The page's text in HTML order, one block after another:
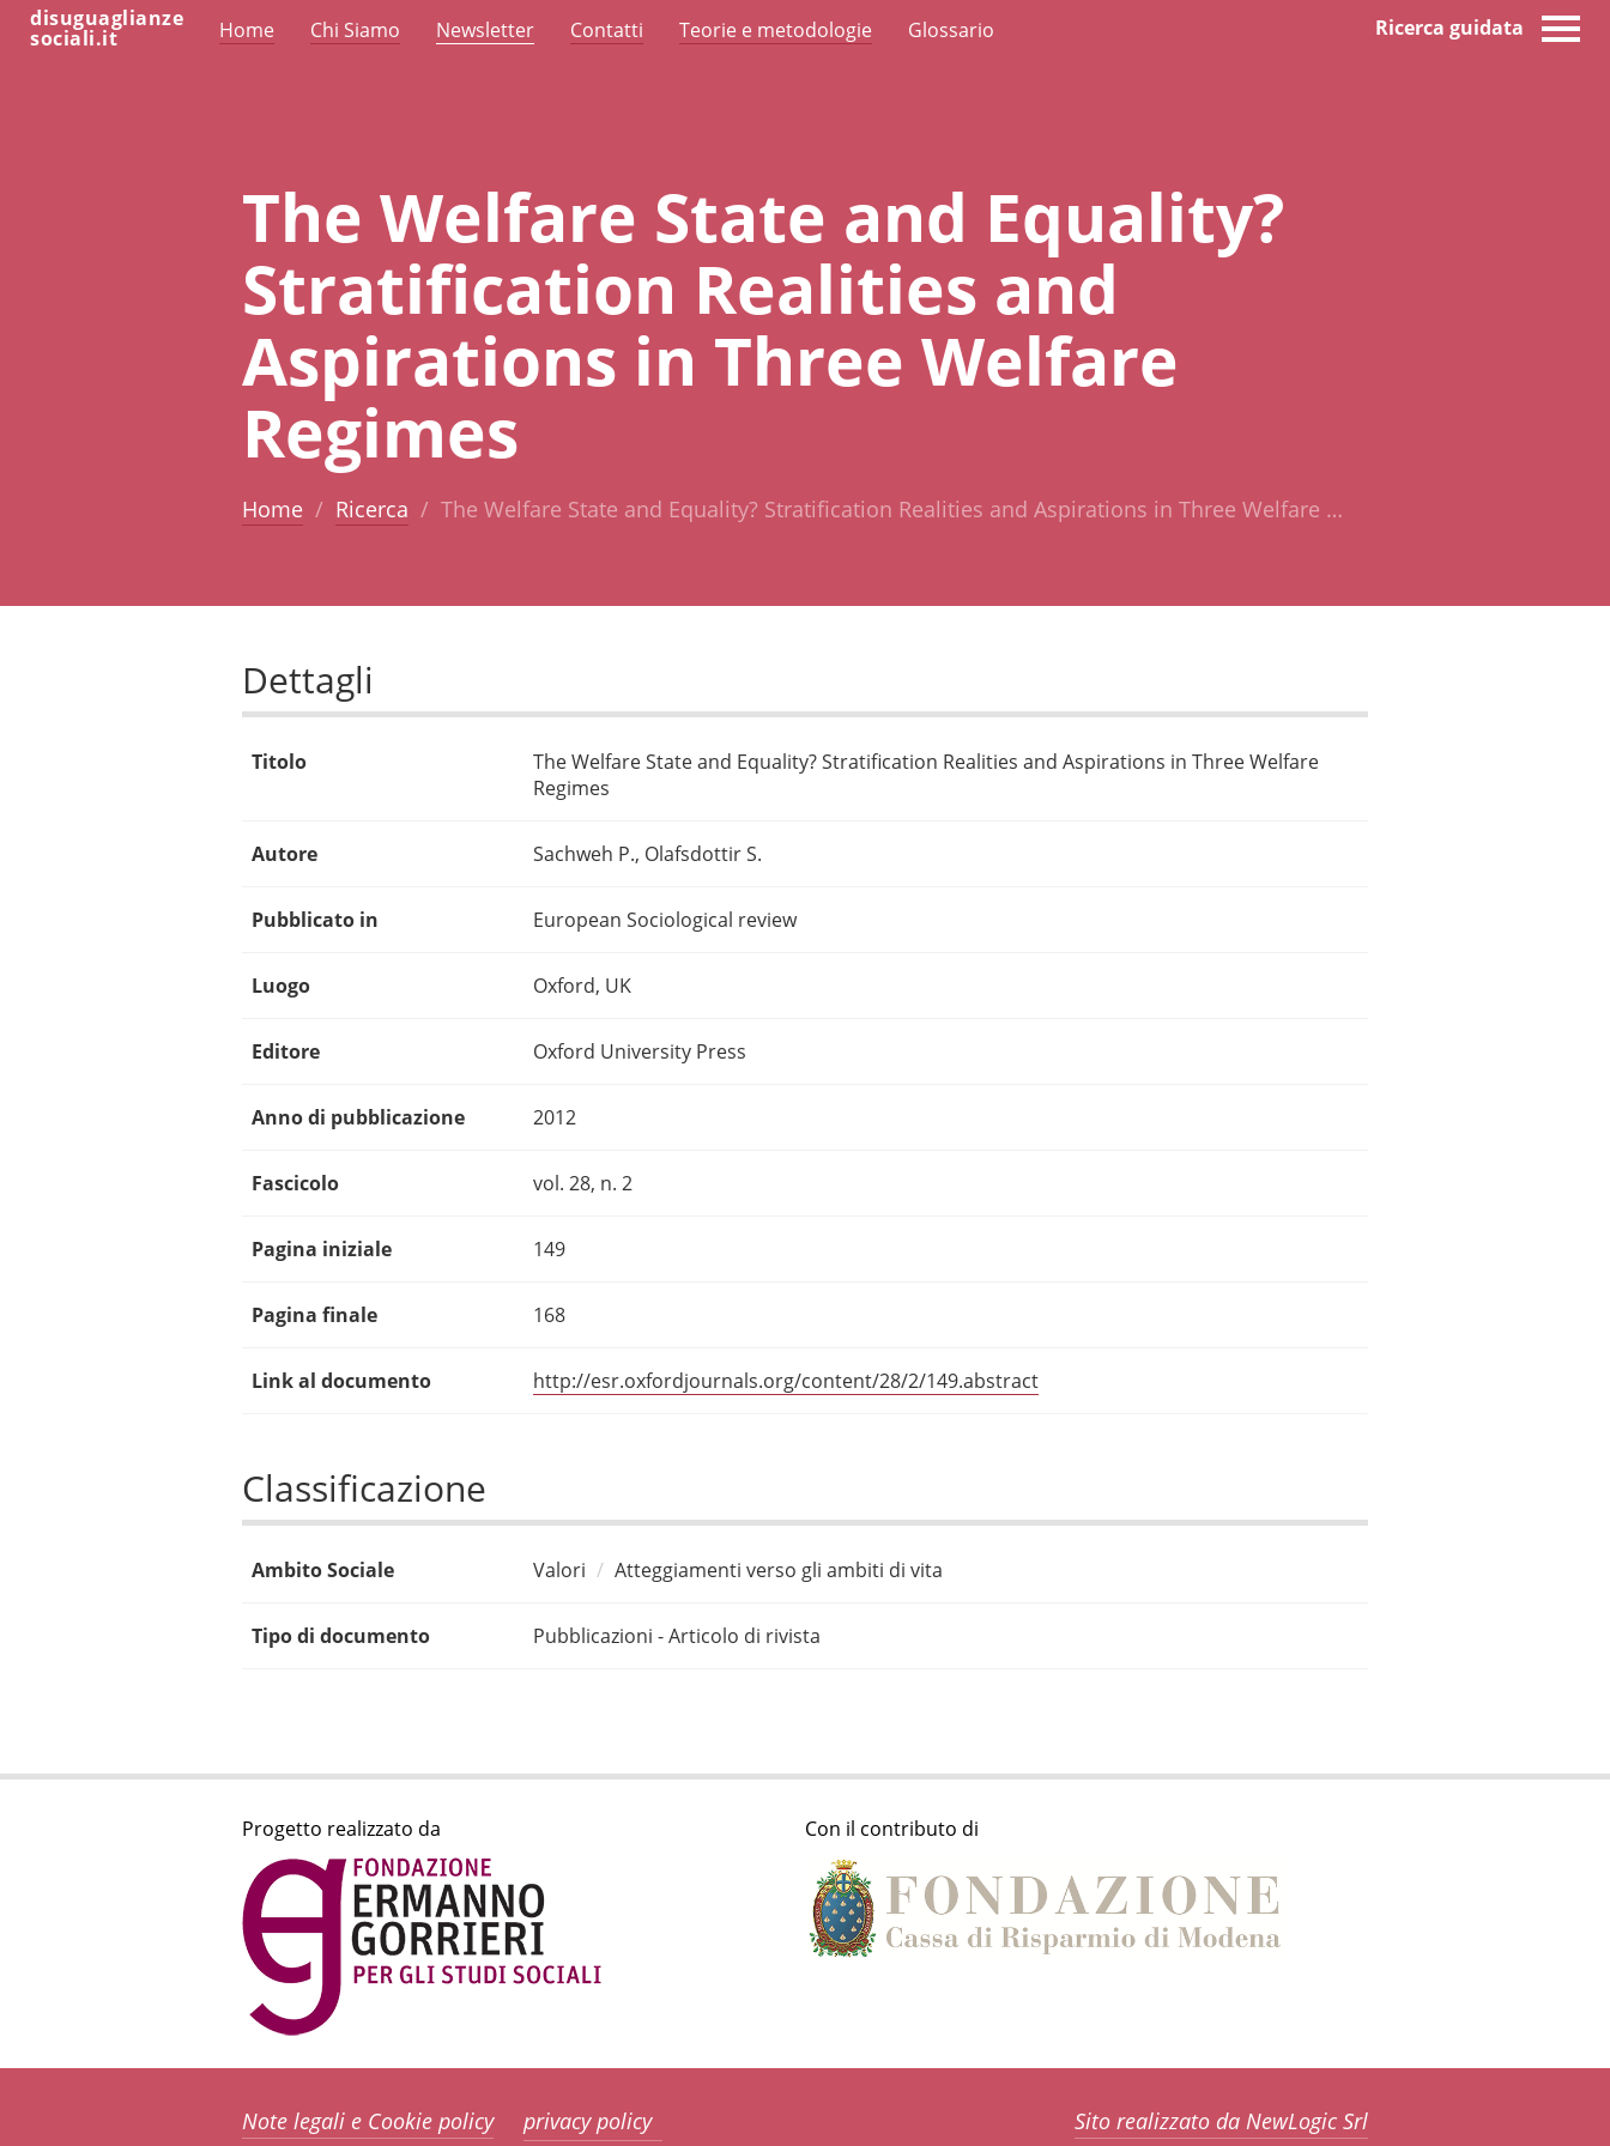
disuguaglianze
sociali.it Home Chi Siamo Newsletter Contatti Teorie e metodologie Glossario Ricerca guidata
The Welfare State and Equality?
Stratification Realities and
Aspirations in Three Welfare
Regimes
Home Ricerca The Welfare State and Equality? Stratification Realities and Aspirations in Three Welfare …
Dettagli
Titolo
The Welfare State and Equality? Stratification Realities and Aspirations in Three Welfare
Regimes
Autore Sachweh P., Olafsdottir S.
Pubblicato in European Sociological review
Luogo Oxford, UK
Editore Oxford University Press
Anno di pubblicazione 2012
Fascicolo vol. 28, n. 2
Pagina iniziale 149
Pagina finale 168
Link al documento http://esr.oxfordjournals.org/content/28/2/149.abstract
Classificazione
Ambito Sociale Valori Atteggiamenti verso gli ambiti di vita
Tipo di documento Pubblicazioni - Articolo di rivista
Progetto realizzato da Con il contributo di
Note legali e Cookie policy privacy policy Sito realizzato da NewLogic Srl